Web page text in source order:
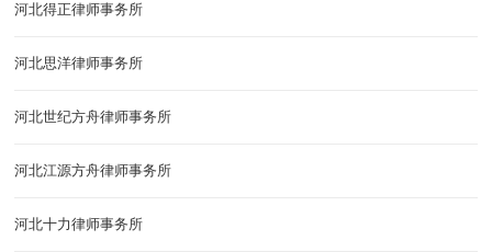
河北得正律师事务所
河北思洋律师事务所
河北世纪方舟律师事务所
河北江源方舟律师事务所
河北十力律师事务所